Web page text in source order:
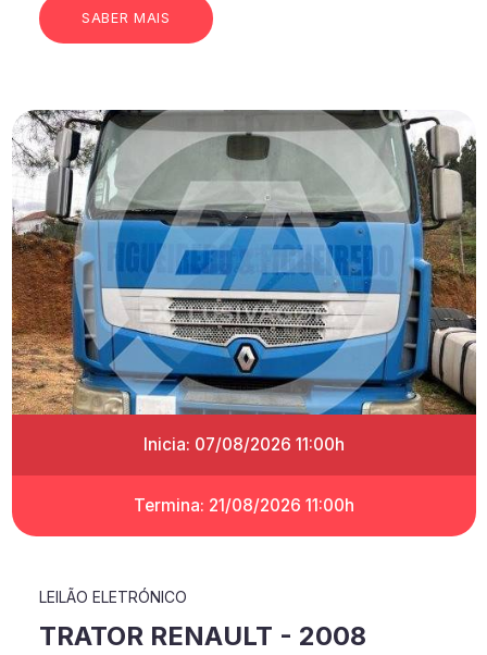
SABER MAIS
Inicia: 07/08/2026 11:00h
Termina: 21/08/2026 11:00h
LEILÃO ELETRÓNICO
TRATOR RENAULT - 2008